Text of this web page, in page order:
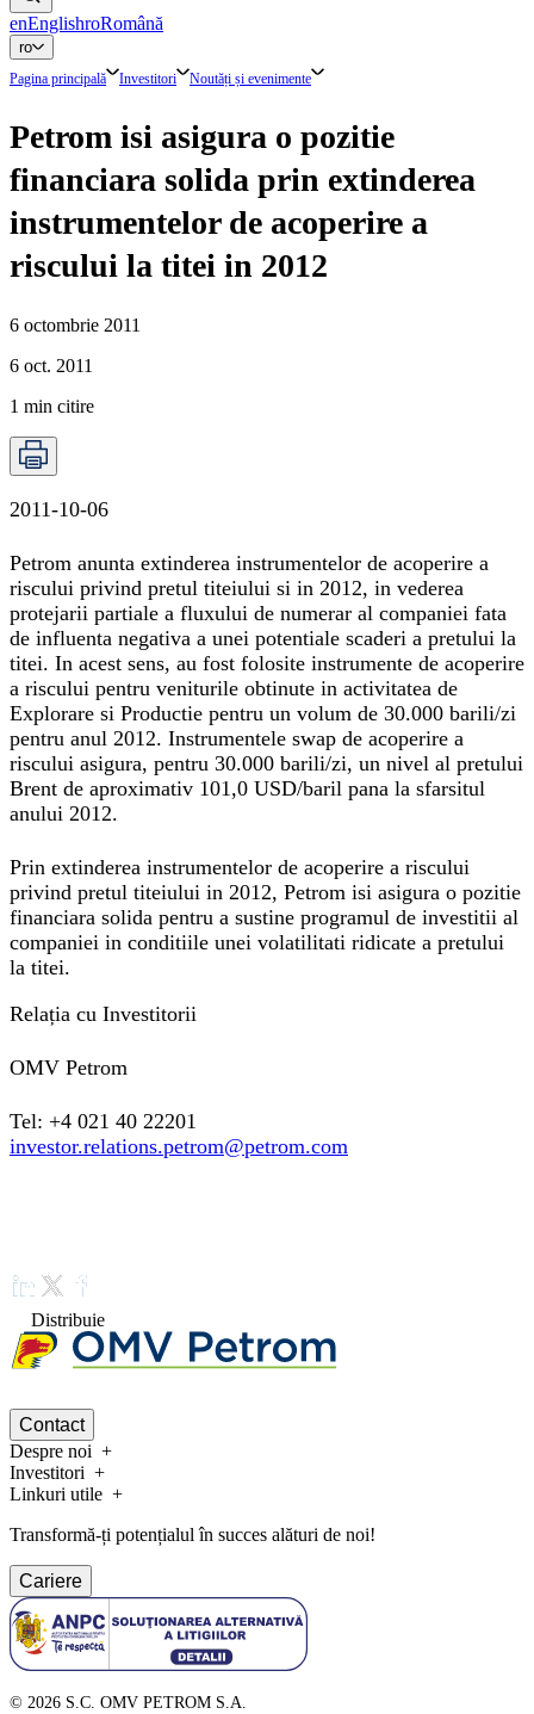
enEnglishroRomână
ro
Pagina principală Investitori Noutăți și evenimente
Petrom isi asigura o pozitie
financiara solida prin extinderea
instrumentelor de acoperire a
riscului la titei in 2012
6 octombrie 2011
6 oct. 2011
1 min citire
2011-10-06
Petrom anunta extinderea instrumentelor de acoperire a
riscului privind pretul titeiului si in 2012, in vederea
protejarii partiale a fluxului de numerar al companiei fata
de influenta negativa a unei potentiale scaderi a pretului la
titei. In acest sens, au fost folosite instrumente de acoperire
a riscului pentru veniturile obtinute in activitatea de
Explorare si Productie pentru un volum de 30.000 barili/zi
pentru anul 2012. Instrumentele swap de acoperire a
riscului asigura, pentru 30.000 barili/zi, un nivel al pretului
Brent de aproximativ 101,0 USD/baril pana la sfarsitul
anului 2012.
Prin extinderea instrumentelor de acoperire a riscului
privind pretul titeiului in 2012, Petrom isi asigura o pozitie
financiara solida pentru a sustine programul de investitii al
companiei in conditiile unei volatilitati ridicate a pretului
la titei.
Relația cu Investitorii
OMV Petrom
Tel: +4 021 40 22201
investor.relations.petrom@petrom.com
Distribuie
Contact
Despre noi
Investitori
Linkuri utile
Transformă-ți potențialul în succes alături de noi!
Cariere
© 2026 S.C. OMV PETROM S.A.